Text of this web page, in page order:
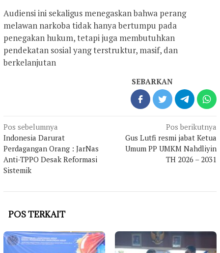
Audiensi ini sekaligus menegaskan bahwa perang
melawan narkoba tidak hanya bertumpu pada
penegakan hukum, tetapi juga membutuhkan
pendekatan sosial yang terstruktur, masif, dan
berkelanjutan
SEBARKAN
Navigasi
pos
Pos sebelumnya
Indonesia Darurat
Perdagangan Orang : JarNas
Anti-TPPO Desak Reformasi
Sistemik
Pos berikutnya
Gus Lutfi resmi jabat Ketua
Umum PP UMKM Nahdliyin
TH 2026 – 2031
POS TERKAIT